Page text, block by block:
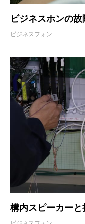
ビジネスホンの
ビジネスフォン
構内スピーカー